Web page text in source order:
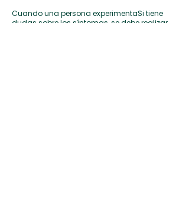
Cuando una persona experimentaSi tiene
dudas sobre los síntomas, se debe realizar